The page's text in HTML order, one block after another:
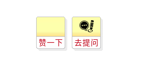
街欧米茄售后服务中心（需提前预约）
大街欧米茄售后服务中心（需提前预约）
梅河大街欧米茄售后服务中心（需提前预约）
赞一下 去提问